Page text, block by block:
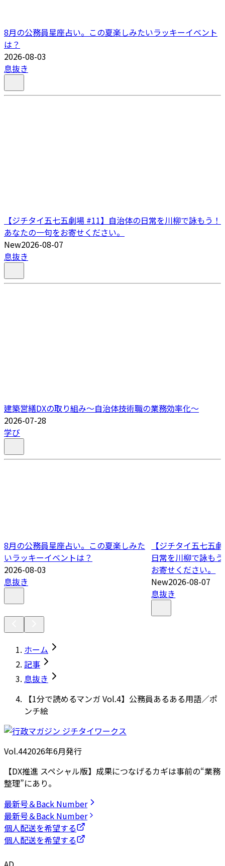
8月の公務員星座占い。この夏楽しみたいラッキーイベント
は？
2026-08-03
息抜き
【ジチタイ五七五劇場 #11】自治体の日常を川柳で詠もう！
あなたの一句をお寄せください。
New2026-08-07
息抜き
建築営繕DXの取り組み～自治体技術職の業務効率化～
2026-07-28
学び
8月の公務員星座占い。この夏楽しみた
いラッキーイベントは？
2026-08-03
息抜き
【ジチタイ五七五
日常を川柳で詠も
お寄せください。
New2026-08-07
息抜き
ホーム
記事
息抜き
【1分で読めるマンガ Vol.4】公務員あるある用語／ポ
ンチ絵
Vol.442026年6月発行
【DX推進 スペシャル版】成果につなげるカギは事前の“業務
整理”にあり。
最新号＆Back Number
最新号＆Back Number
個人配送を希望する
個人配送を希望する